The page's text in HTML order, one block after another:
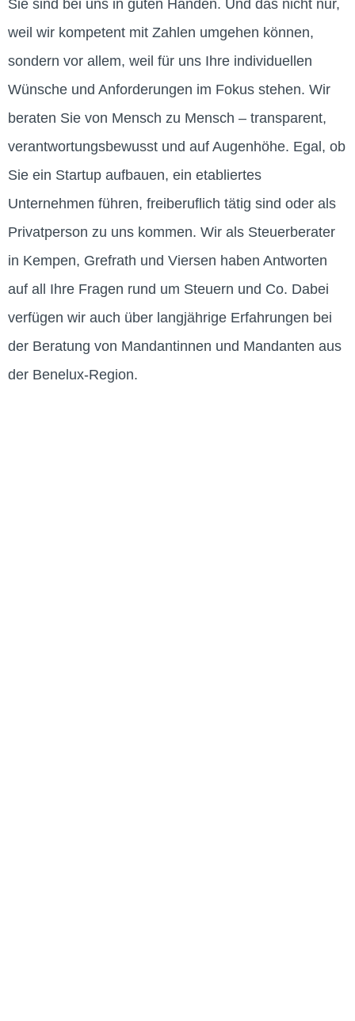
Sie sind bei uns in guten Händen. Und das nicht nur,
weil wir kompetent mit Zahlen umgehen können,
sondern vor allem, weil für uns Ihre individuellen
Wünsche und Anforderungen im Fokus stehen. Wir
beraten Sie von Mensch zu Mensch – transparent,
verantwortungsbewusst und auf Augenhöhe. Egal, ob
Sie ein Startup aufbauen, ein etabliertes
Unternehmen führen, freiberuflich tätig sind oder als
Privatperson zu uns kommen. Wir als Steuerberater
in Kempen, Grefrath und Viersen haben Antworten
auf all Ihre Fragen rund um Steuern und Co. Dabei
verfügen wir auch über langjährige Erfahrungen bei
der Beratung von Mandantinnen und Mandanten aus
der Benelux-Region.